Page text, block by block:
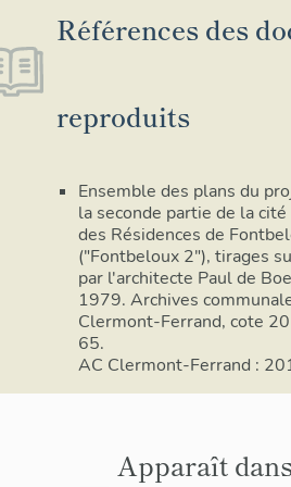
Références des
reproduits
Ensemble des plans du
la seconde partie de la
des Résidences de
("Fontbeloux 2"), tirages
par l'architecte Paul de
1979. Archives
Clermont-Ferrand, cote
65.
AC Clermont-Ferrand :
Apparaît